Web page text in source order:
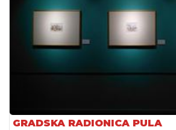
GRADSKA RADIONICA PULA